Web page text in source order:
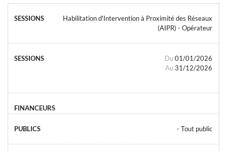
Habilitation d'Intervention à Proximité des Réseaux
(AIPR) - Opérateur
Du 01/01/2026
Au 31/12/2026
- Tout public